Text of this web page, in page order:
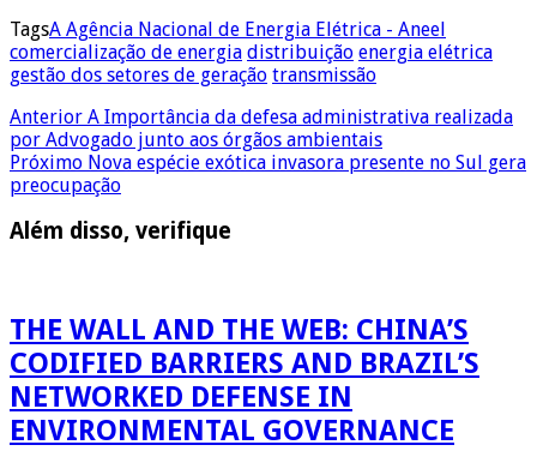
TagsA Agência Nacional de Energia Elétrica - Aneel
comercialização de energia distribuição energia elétrica
gestão dos setores de geração transmissão
Anterior A Importância da defesa administrativa realizada
por Advogado junto aos órgãos ambientais
Próximo Nova espécie exótica invasora presente no Sul gera
preocupação
Além disso, verifique
THE WALL AND THE WEB: CHINA’S
CODIFIED BARRIERS AND BRAZIL’S
NETWORKED DEFENSE IN
ENVIRONMENTAL GOVERNANCE